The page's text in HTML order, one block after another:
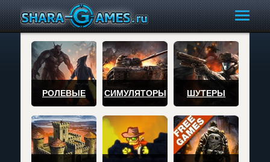
РОЛЕВЫЕ СИМУЛЯТОРЫ ШУТЕРЫ